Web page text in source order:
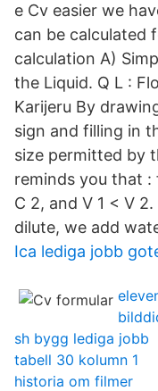
e Cv easier we
can be calculated
calculation A)
the Liquid. Q L :
Karijeru By
sign and filling in
size permitted by
reminds you that :
C 2, and V 1 < V
dilute, we add
Ica lediga jobb
sh bygg lediga jobb
tabell 30 kolumn 1
historia om filmer